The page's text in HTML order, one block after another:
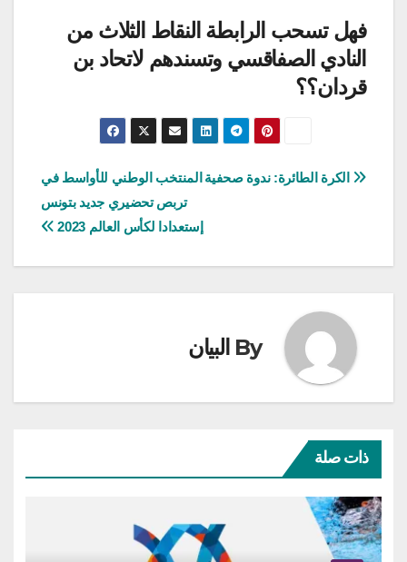
فهل تسحب الرابطة النقاط الثلاث من
النادي الصفاقسي وتسندهم لاتحاد بن
قردان؟؟
تصفّح
المنتخب الوطني للأواسط في
تربص تحضيري جديد بتونس
إستعدادا لكأس العالم 2023
الكرة الطائرة: ندوة صحفية
By البيان
ذات صلة